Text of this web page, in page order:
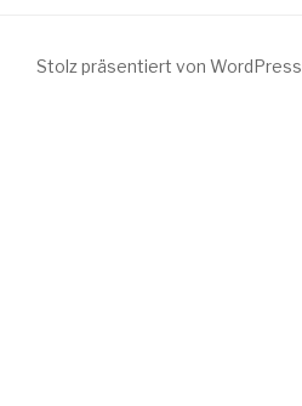
Stolz präsentiert von WordPress